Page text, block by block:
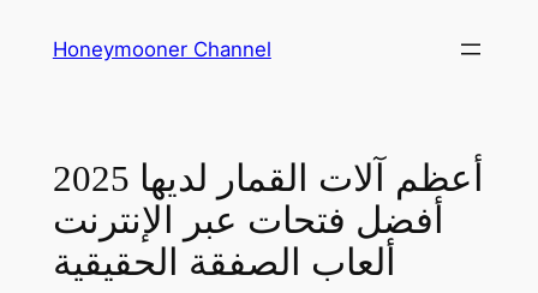
Honeymooner Channel
أعظم آلات القمار لديها 2025
أفضل فتحات عبر الإنترنت
ألعاب الصفقة الحقيقية